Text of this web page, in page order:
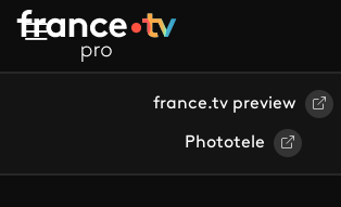
Aller au contenu principal
france.tv preview
Phototele